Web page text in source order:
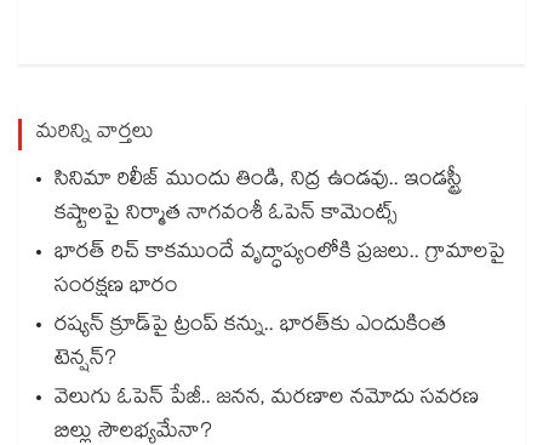
మరిన్ని వార్తలు
సినిమా రిలీజ్ ముందు తిండి, నిద్ర ఉండవు.. ఇండస్ట్రీ
కష్టాలపై నిర్మాత నాగవంశీ ఓపెన్ కామెంట్స్
భారత్ రిచ్ కాకముందే వృద్ధాప్యంలోకి ప్రజలు.. గ్రామాలపై
సంరక్షణ భారం
రష్యన్ క్రూడ్‌పై ట్రంప్ కన్ను.. భారత్‌కు ఎందుకింత
టెన్షన్?
వెలుగు ఓపెన్ పేజీ.. జనన, మరణాల నమోదు సవరణ
బిల్లు సౌలభ్యమేనా?